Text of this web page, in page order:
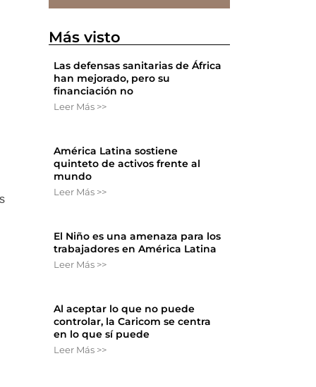
Más visto
Las defensas sanitarias de África
han mejorado, pero su
financiación no
Leer Más >>
América Latina sostiene
quinteto de activos frente al
mundo
Leer Más >>
El Niño es una amenaza para los
trabajadores en América Latina
Leer Más >>
Al aceptar lo que no puede
controlar, la Caricom se centra
en lo que sí puede
Leer Más >>